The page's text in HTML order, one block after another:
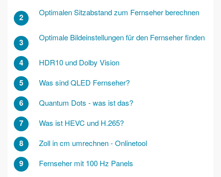
2 Optimalen Sitzabstand zum Fernseher berechnen
3 Optimale Bildeinstellungen für den Fernseher finden
4 HDR10 und Dolby Vision
5 Was sind QLED Fernseher?
6 Quantum Dots - was ist das?
7 Was ist HEVC und H.265?
8 Zoll in cm umrechnen - Onlinetool
9 Fernseher mit 100 Hz Panels